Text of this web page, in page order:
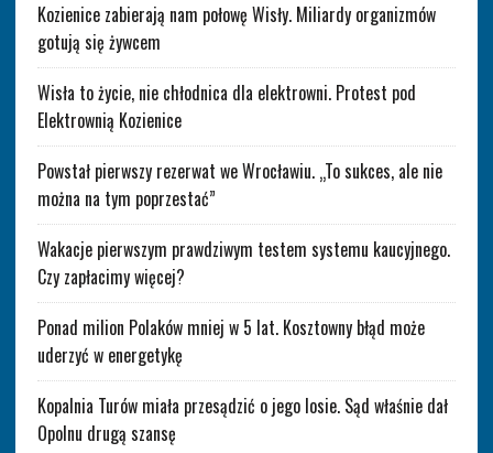
Kozienice zabierają nam połowę Wisły. Miliardy organizmów
gotują się żywcem
Wisła to życie, nie chłodnica dla elektrowni. Protest pod
Elektrownią Kozienice
Powstał pierwszy rezerwat we Wrocławiu. „To sukces, ale nie
można na tym poprzestać”
Wakacje pierwszym prawdziwym testem systemu kaucyjnego.
Czy zapłacimy więcej?
Ponad milion Polaków mniej w 5 lat. Kosztowny błąd może
uderzyć w energetykę
Kopalnia Turów miała przesądzić o jego losie. Sąd właśnie dał
Opolnu drugą szansę